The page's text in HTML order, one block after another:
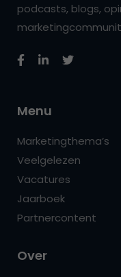
podcasts, blogs,
Menu
Marketingthema’s
Veelgelezen
Vacatures
Jaarboek
Partnercontent
Over